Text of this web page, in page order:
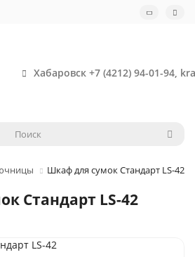
Хабаровск +7 (4212) 94-01-94,
Шкаф для сумок Стандарт LS-42
Стандарт LS-42